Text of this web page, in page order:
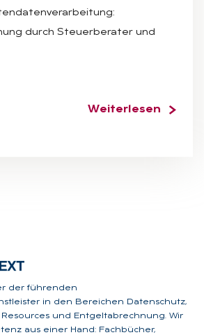
durch Steuerberater und
Weiterlesen
der führenden
in den Bereichen Datenschutz,
Resources und Entgeltabrechnung. Wir
aus einer Hand: Fachbücher,